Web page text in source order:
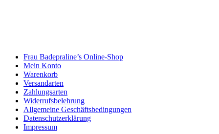
Frau Badepraline’s Online-Shop
Mein Konto
Warenkorb
Versandarten
Zahlungsarten
Widerrufsbelehrung
Allgemeine Geschäftsbedingungen
Datenschutzerklärung
Impressum